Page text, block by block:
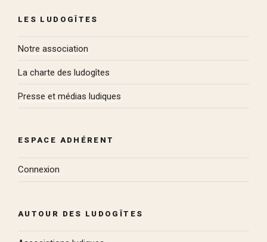
LES LUDOGÎTES
Notre association
La charte des ludogîtes
Presse et médias ludiques
ESPACE ADHÉRENT
Connexion
AUTOUR DES LUDOGÎTES